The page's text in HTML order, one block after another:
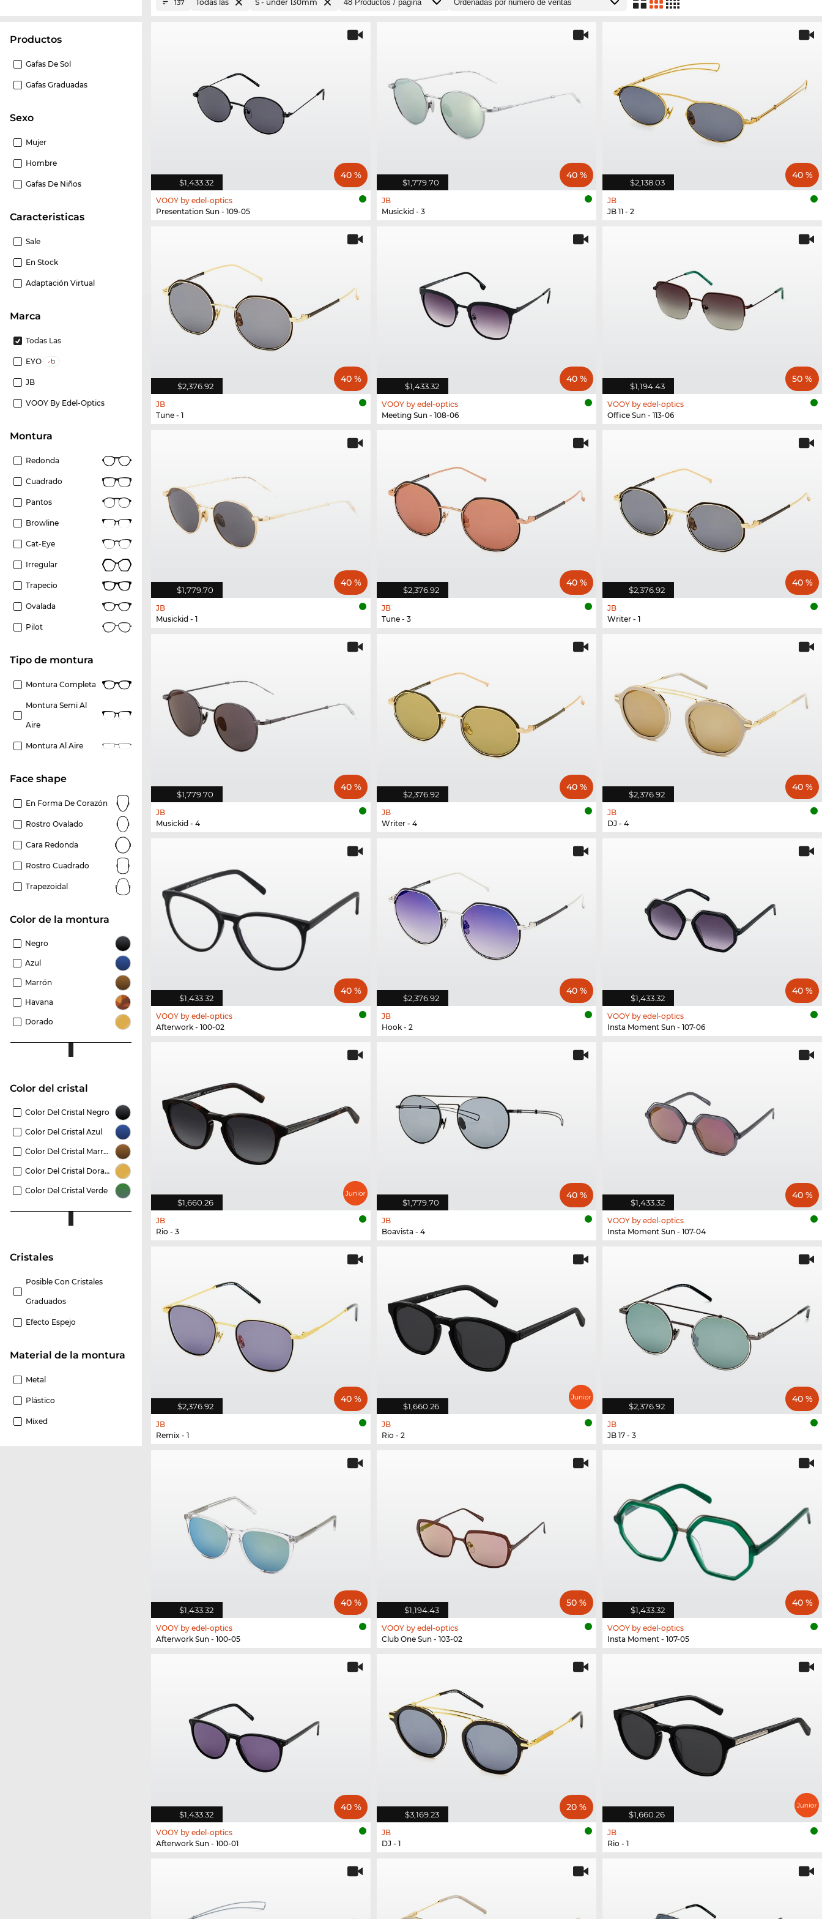
Productos
Gafas De Sol
Gafas Graduadas
Sexo
Mujer
Hombre
Gafas De Niños
Caracteristicas
Sale
En Stock
Adaptación Virtual
Marca
Todas Las
EYO
JB
VOOY By Edel-Optics
Montura
Redonda
Cuadrado
Pantos
Browline
Cat-Eye
Irregular
Trapecio
Ovalada
Pilot
Tipo de montura
Montura Completa
Montura Semi Al
Aire
Montura Al Aire
Face shape
En Forma De Corazón
Rostro Ovalado
Cara Redonda
Rostro Cuadrado
Trapezoidal
Color de la montura
Negro
Azul
Marrón
Havana
Dorado
Color del cristal
Color Del Cristal Negro
Color Del Cristal Azul
Color Del Cristal Marrón
Color Del Cristal Dorado
Color Del Cristal Verde
Cristales
Posible Con Cristales
Graduados
Efecto Espejo
Material de la montura
Metal
Plástico
Mixed
137 Todas las S - under 130mm
$1,433.32
40 %
VOOY by edel-optics
Presentation Sun - 109-05
$1,779.70
40 %
JB
Musickid - 3
$2,138.03
40 %
JB
JB 11 - 2
$2,376.92
40 %
JB
Tune - 1
$1,433.32
40 %
VOOY by edel-optics
Meeting Sun - 108-06
$1,194.43
50 %
VOOY by edel-optics
Office Sun - 113-06
$1,779.70
40 %
JB
Musickid - 1
$2,376.92
40 %
JB
Tune - 3
$2,376.92
40 %
JB
Writer - 1
$1,779.70
40 %
JB
Musickid - 4
$2,376.92
40 %
JB
Writer - 4
$2,376.92
40 %
JB
DJ - 4
$1,433.32
40 %
VOOY by edel-optics
Afterwork - 100-02
$2,376.92
40 %
JB
Hook - 2
$1,433.32
40 %
VOOY by edel-optics
Insta Moment Sun - 107-06
$1,660.26
JB
Rio - 3
$1,779.70
40 %
JB
Boavista - 4
$1,433.32
40 %
VOOY by edel-optics
Insta Moment Sun - 107-04
$2,376.92
40 %
JB
Remix - 1
$1,660.26
JB
Rio - 2
$2,376.92
40 %
JB
JB 17 - 3
$1,433.32
40 %
VOOY by edel-optics
Afterwork Sun - 100-05
$1,194.43
50 %
VOOY by edel-optics
Club One Sun - 103-02
$1,433.32
40 %
VOOY by edel-optics
Insta Moment - 107-05
$1,433.32
40 %
VOOY by edel-optics
Afterwork Sun - 100-01
$3,169.23
20 %
JB
DJ - 1
$1,660.26
JB
Rio - 1